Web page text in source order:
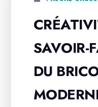
SAVOIR-
DU